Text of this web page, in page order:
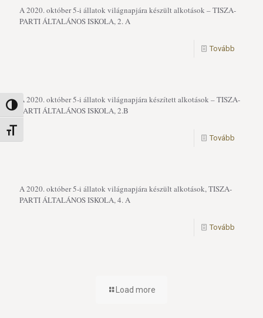
Nagy kontraszt váltása
Betűméret váltása
A 2020. október 5-i állatok világnapjára készült alkotások – TISZA-
PARTI ÁLTALÁNOS ISKOLA, 2. A
Tovább
A 2020. október 5-i állatok világnapjára készített alkotások – TISZA-
PARTI ÁLTALÁNOS ISKOLA, 2.B
Tovább
A 2020. október 5-i állatok világnapjára készült alkotások, TISZA-
PARTI ÁLTALÁNOS ISKOLA, 4. A
Tovább
Load more